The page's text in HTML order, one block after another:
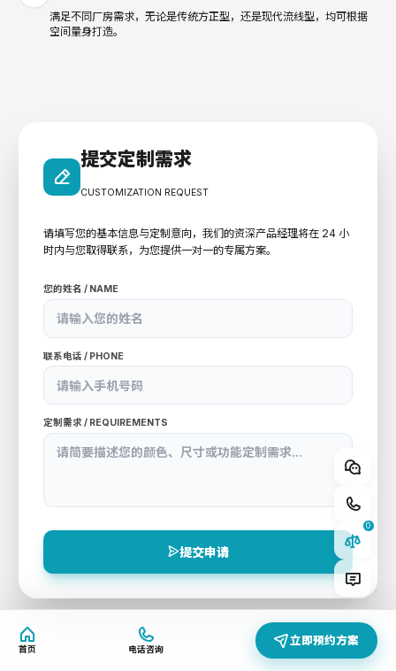
满足不同厂房需求，无论是传统方正型，还是现代流线型，均可根据
空间量身打造。
提交定制需求
CUSTOMIZATION REQUEST
请填写您的基本信息与定制意向，我们的资深产品经理将在 24 小
时内与您取得联系，为您提供一对一的专属方案。
您的姓名 / NAME
联系电话 / PHONE
定制需求 / REQUIREMENTS
提交申请
首页 电话咨询
立即预约方案
0
快速添加型号
KW-523A 一体机
计量控制系统 自研 KW800/KW900混合头